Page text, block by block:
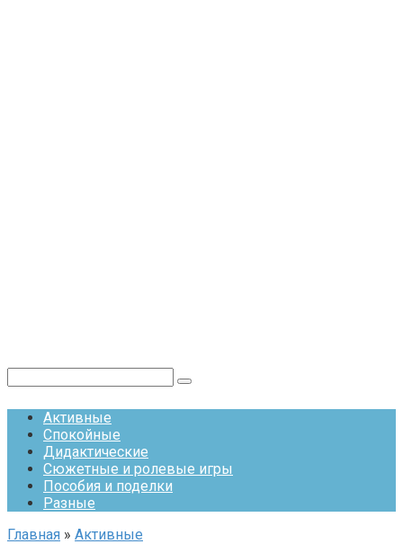
Активные
Спокойные
Дидактические
Сюжетные и ролевые игры
Пособия и поделки
Разные
Главная » Активные